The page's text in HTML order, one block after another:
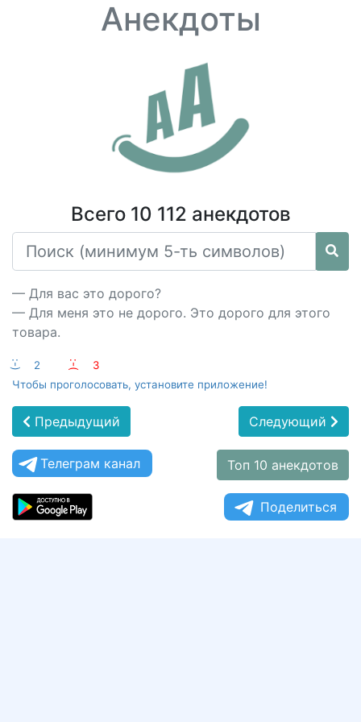
Анекдоты
Всего 10 112 анекдотов
— Для вас это дорого?
— Для меня это не дорого. Это дорого для этого
товара.
:-) 2 :-(
3
Чтобы проголосовать, установите приложение!
Предыдущий Следующий
Телеграм канал Топ 10 анекдотов
Поделиться